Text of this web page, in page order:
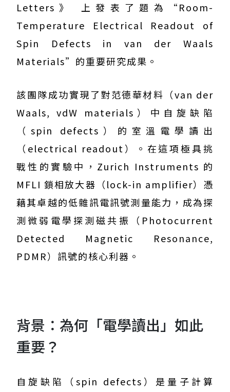
Letters》 上發表了題為“Room-
Temperature Electrical Readout of
Spin Defects in van der Waals
Materials”的重要研究成果。
該團隊成功實現了對范德華材料（van der
Waals, vdW materials）中自旋缺陷
（spin defects）的室溫電學讀出
（electrical readout）。在這項極具挑
戰性的實驗中，Zurich Instruments 的
MFLI 鎖相放大器（lock-in amplifier）憑
藉其卓越的低雜訊電訊號測量能力，成為探
測微弱電學探測磁共振（Photocurrent
Detected Magnetic Resonance,
PDMR）訊號的核心利器。
背景：為何「電學讀出」如此
重要？
自旋缺陷（spin defects）是量子計算